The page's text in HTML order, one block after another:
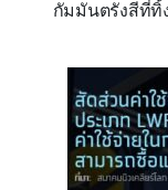
กัมมันตรังสีที่ทิ้